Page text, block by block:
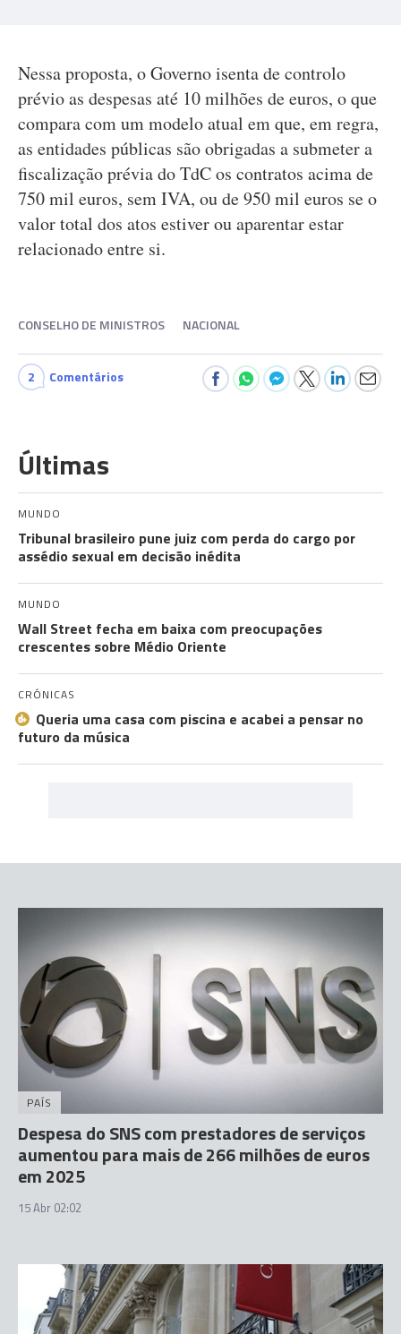
Nessa proposta, o Governo isenta de controlo
prévio as despesas até 10 milhões de euros, o que
compara com um modelo atual em que, em regra,
as entidades públicas são obrigadas a submeter a
fiscalização prévia do TdC os contratos acima de
750 mil euros, sem IVA, ou de 950 mil euros se o
valor total dos atos estiver ou aparentar estar
relacionado entre si.
CONSELHO DE MINISTROS NACIONAL
2 Comentários
Últimas
MUNDO
Tribunal brasileiro pune juiz com perda do cargo por
assédio sexual em decisão inédita
MUNDO
Wall Street fecha em baixa com preocupações
crescentes sobre Médio Oriente
CRÓNICAS
Queria uma casa com piscina e acabei a pensar no
futuro da música
PAÍS
Despesa do SNS com prestadores de serviços
aumentou para mais de 266 milhões de euros
em 2025
15 Abr 02:02